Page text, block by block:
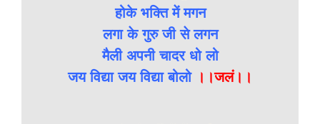
होके भक्ति में मगन
लगा के गुरु जी से लगन
मैली अपनी चादर धो लो
जय विद्या जय विद्या बोलो ।।जलं।।